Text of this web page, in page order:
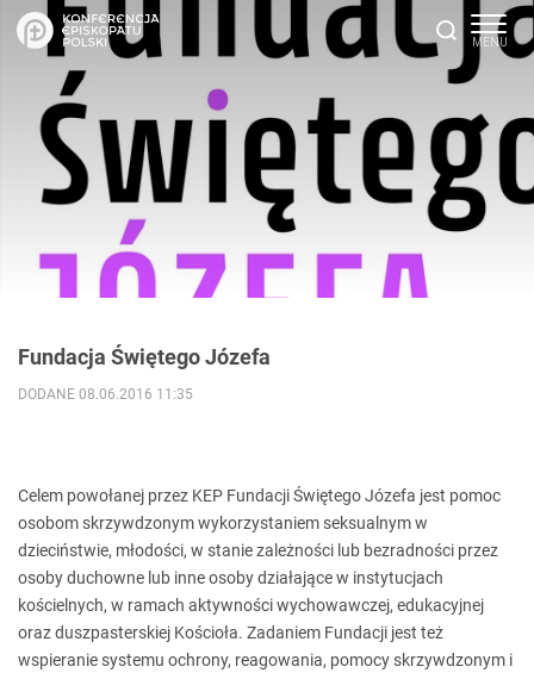
Fundacja Świętego Józefa
DODANE 08.06.2016 11:35
Celem powołanej przez KEP Fundacji Świętego Józefa jest pomoc
osobom skrzywdzonym wykorzystaniem seksualnym w
dzieciństwie, młodości, w stanie zależności lub bezradności przez
osoby duchowne lub inne osoby działające w instytucjach
kościelnych, w ramach aktywności wychowawczej, edukacyjnej
oraz duszpasterskiej Kościoła. Zadaniem Fundacji jest też
wspieranie systemu ochrony, reagowania, pomocy skrzywdzonym i